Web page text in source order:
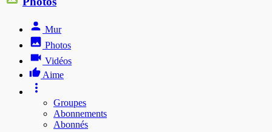
Mur
Photos
Vidéos
Aime
Groupes
Abonnements
Abonnés